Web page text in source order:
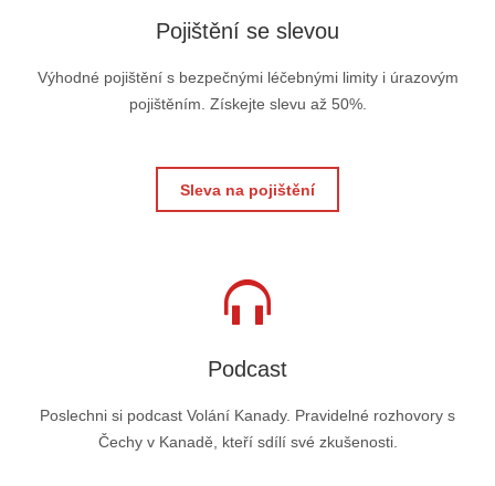
Pojištění se slevou
Výhodné pojištění s bezpečnými léčebnými limity i úrazovým
pojištěním. Získejte slevu až 50%.
Sleva na pojištění
Podcast
Poslechni si podcast Volání Kanady. Pravidelné rozhovory s
Čechy v Kanadě, kteří sdílí své zkušenosti.